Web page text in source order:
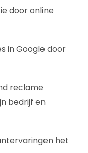
door online
in Google door
reclame
bedrijf en
het